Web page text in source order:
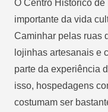
O Centro Histórico
importante da vida
Caminhar pelas ruas
lojinhas artesanais e
parte da experiência
isso, hospedagens
costumam ser